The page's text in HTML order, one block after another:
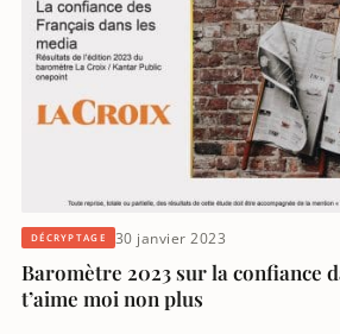
DÉCRYPTAGE 30 janvier 2023
Baromètre 2023 sur la confiance
t’aime moi non plus